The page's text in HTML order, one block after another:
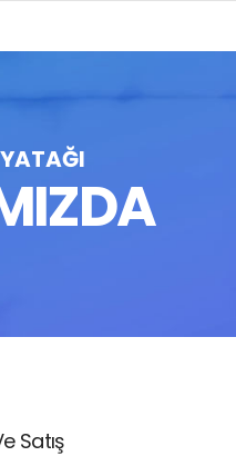
Satış